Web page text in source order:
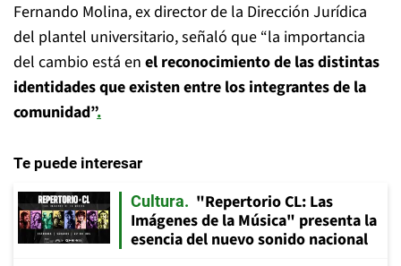
Fernando Molina, ex director de la Dirección Jurídica
del plantel universitario, señaló que “la importancia
del cambio está en el reconocimiento de las distintas
identidadesque existen entre los integrantes de la
comunidad”.
Te puede interesar
Cultura
"Repertorio CL: Las
Imágenes de la Música" presenta la
esencia del nuevo sonido nacional